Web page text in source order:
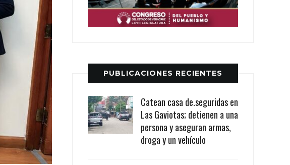
PUBLICACIONES RECIENTES
Catean casa de.seguridas en
Las Gaviotas; detienen a una
persona y aseguran armas,
droga y un vehículo